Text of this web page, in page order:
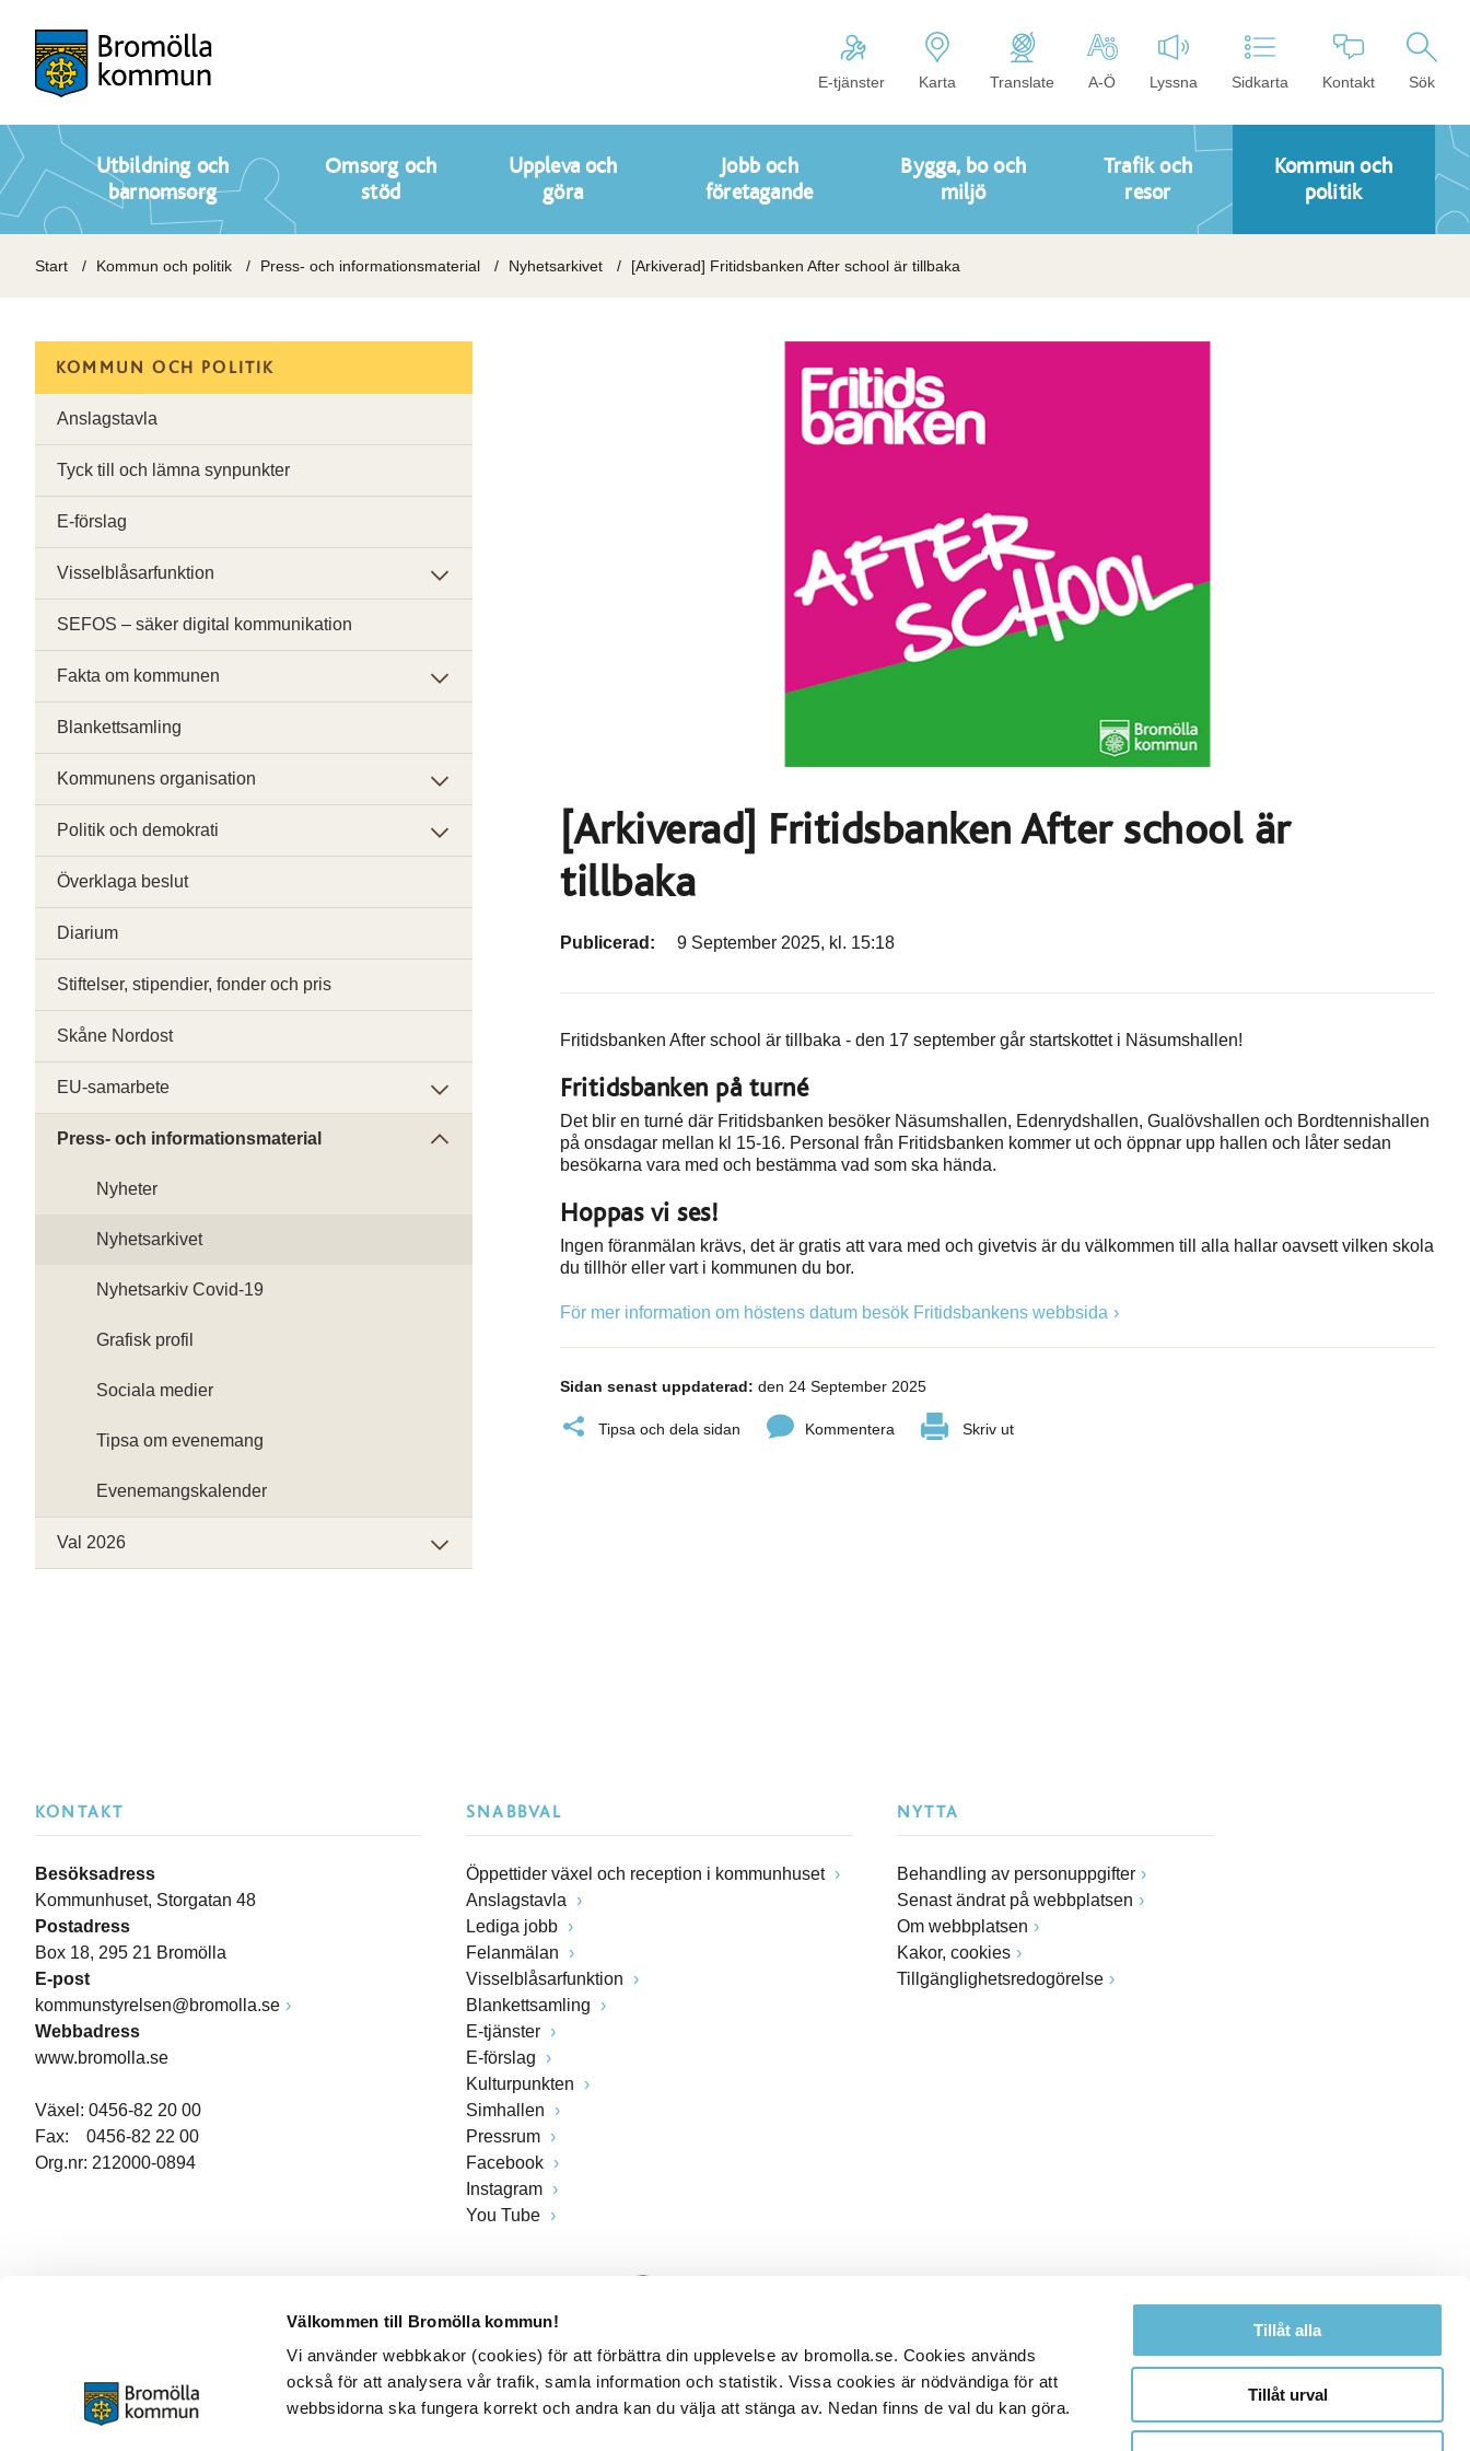
Välkommen till Bromölla kommun!
Vi använder webbkakor (cookies) för att förbättra din upplevelse av bromolla.se. Cookies används
också för att analysera vår trafik, samla information och statistik. Vissa cookies är nödvändiga för att
webbsidorna ska fungera korrekt och andra kan du välja att stänga av. Nedan finns de val du kan göra.
Tillåt alla
Tillåt urval
E-tjänster Karta Translate A-Ö Lyssna Sidkarta Kontakt Sök
Utbildning och
barnomsorg
Omsorg och
stöd
Uppleva och
göra
Jobb och
företagande
Bygga, bo och
miljö
Trafik och
resor
Kommun och
politik
Start Kommun och politik Press- och informationsmaterial Nyhetsarkivet [Arkiverad] Fritidsbanken After school är tillbaka
[Arkiverad] Fritidsbanken After school är
tillbaka
Publicerad: 9 September 2025, kl. 15:18
Fritidsbanken After school är tillbaka - den 17 september går startskottet i Näsumshallen!
Fritidsbanken på turné
Det blir en turné där Fritidsbanken besöker Näsumshallen, Edenrydshallen, Gualövshallen och Bordtennishallen
på onsdagar mellan kl 15-16. Personal från Fritidsbanken kommer ut och öppnar upp hallen och låter sedan
besökarna vara med och bestämma vad som ska hända.
Hoppas vi ses!
Ingen föranmälan krävs, det är gratis att vara med och givetvis är du välkommen till alla hallar oavsett vilken skola
du tillhör eller vart i kommunen du bor.
För mer information om höstens datum besök Fritidsbankens webbsida
Sidan senast uppdaterad: den 24 September 2025
Tipsa och dela sidan Kommentera Skriv ut
KOMMUN OCH POLITIK
Anslagstavla
Tyck till och lämna synpunkter
E-förslag
Visselblåsarfunktion
SEFOS – säker digital kommunikation
Fakta om kommunen
Blankettsamling
Kommunens organisation
Politik och demokrati
Överklaga beslut
Diarium
Stiftelser, stipendier, fonder och pris
Skåne Nordost
EU-samarbete
Press- och informationsmaterial
Nyheter
Nyhetsarkivet
Nyhetsarkiv Covid-19
Grafisk profil
Sociala medier
Tipsa om evenemang
Evenemangskalender
Val 2026
KONTAKT
Besöksadress
Kommunhuset, Storgatan 48
Postadress
Box 18, 295 21 Bromölla
E-post
kommunstyrelsen@bromolla.se
Webbadress
www.bromolla.se
Växel: 0456-82 20 00
Fax: 0456-82 22 00
Org.nr: 212000-0894
SNABBVAL
Öppettider växel och reception i kommunhuset
Anslagstavla
Lediga jobb
Felanmälan
Visselblåsarfunktion
Blankettsamling
E-tjänster
E-förslag
Kulturpunkten
Simhallen
Pressrum
Facebook
Instagram
You Tube
NYTTA
Behandling av personuppgifter
Senast ändrat på webbplatsen
Om webbplatsen
Kakor, cookies
Tillgänglighetsredogörelse